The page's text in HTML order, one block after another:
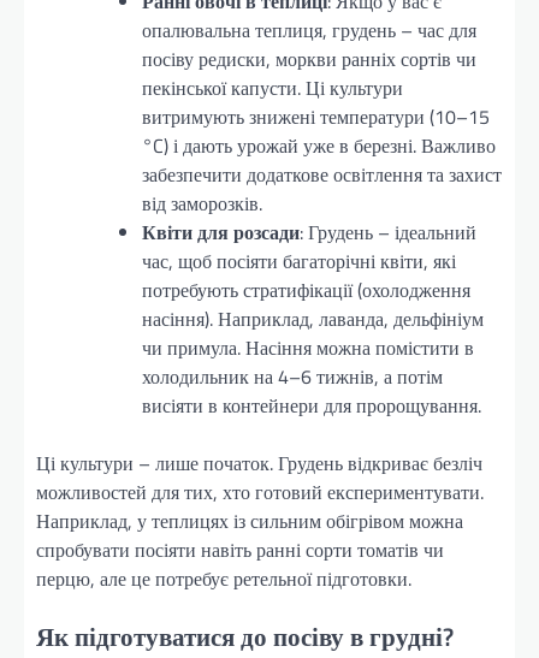
опалювальна теплиця, грудень – час для
посіву редиски, моркви ранніх сортів чи
пекінської капусти. Ці культури
витримують знижені температури (10–15
°C) і дають урожай уже в березні. Важливо
забезпечити додаткове освітлення та захист
від заморозків.
Квіти для розсади: Грудень – ідеальний
час, щоб посіяти багаторічні квіти, які
потребують стратифікації (охолодження
насіння). Наприклад, лаванда, дельфініум
чи примула. Насіння можна помістити в
холодильник на 4–6 тижнів, а потім
висіяти в контейнери для пророщування.
Ці культури – лише початок. Грудень відкриває безліч
можливостей для тих, хто готовий експериментувати.
Наприклад, у теплицях із сильним обігрівом можна
спробувати посіяти навіть ранні сорти томатів чи
перцю, але це потребує ретельної підготовки.
Як підготуватися до посіву в грудні?